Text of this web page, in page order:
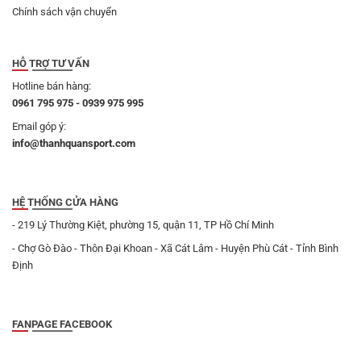
Chính sách vận chuyển
HỖ TRỢ TƯ VẤN
Hotline bán hàng:
0961 795 975 - 0939 975 995
Email góp ý:
info@thanhquansport.com
HỆ THỐNG CỬA HÀNG
- 219 Lý Thường Kiệt, phường 15, quận 11, TP Hồ Chí Minh
- Chợ Gò Đào - Thôn Đại Khoan - Xã Cát Lâm - Huyện Phù Cát - Tỉnh Bình
Định
FANPAGE FACEBOOK